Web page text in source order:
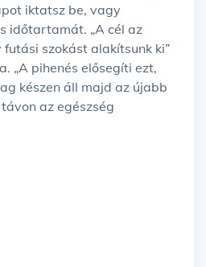
iktatsz be, vagy
időtartamát. „A cél az
szokást alakítsunk ki”
„A pihenés elősegíti ezt,
készen áll majd az újabb
az egészség